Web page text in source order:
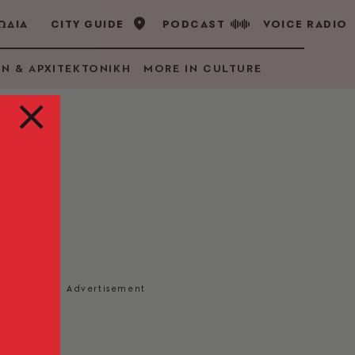
CITY GUIDE PODCAST VOICE RADIO
& ΑΡΧΙΤΕΚΤΟΝΙΚΗ MORE IN CULTURE